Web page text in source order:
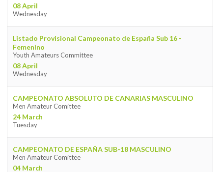
08 April
Wednesday
Listado Provisional Campeonato de España Sub 16 -
Femenino
Youth Amateurs Committee
08 April
Wednesday
CAMPEONATO ABSOLUTO DE CANARIAS MASCULINO
Men Amateur Comittee
24 March
Tuesday
CAMPEONATO DE ESPAÑA SUB-18 MASCULINO
Men Amateur Comittee
04 March